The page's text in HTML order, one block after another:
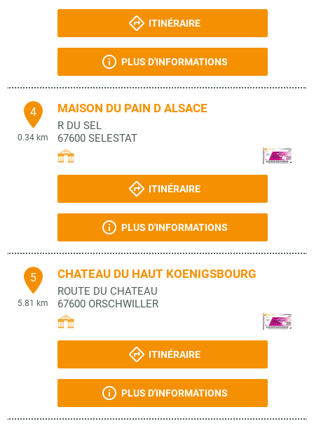
ITINÉRAIRE
PLUS D'INFORMATIONS
4
0.34 km
MAISON DU PAIN D ALSACE
R DU SEL
67600 SELESTAT
ITINÉRAIRE
PLUS D'INFORMATIONS
5
5.81 km
CHATEAU DU HAUT KOENIGSBOURG
ROUTE DU CHATEAU
67600 ORSCHWILLER
ITINÉRAIRE
PLUS D'INFORMATIONS